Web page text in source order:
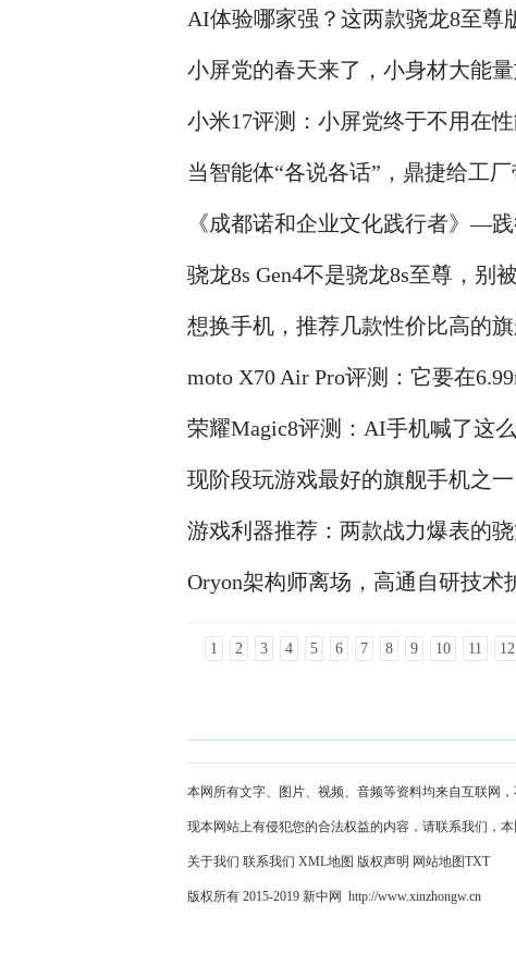
AI体验哪家强？这两款骁龙8至尊
小屏党的春天来了，小身材大能
小米17评测：小屏党终于不用在
当智能体“各说各话”，鼎捷给工
同作战图”
《成都诺和企业文化践行者》—
骁龙8s Gen4不是骁龙8s至尊，别
想换手机，推荐几款性价比高的
moto X70 Air Pro评测：它要在
荣耀Magic8评测：AI手机喊了这
现阶段玩游戏最好的旗舰手机之
游戏利器推荐：两款战力爆表的
Oryon架构师离场，高通自研技术
1 2 3 4 5 6 7 8 9 10 11 12
本网所有文字、图片、视频、音频等资料均来自互联网
现本网站上有侵犯您的合法权益的内容，请联系我们，本
关于我们 联系我们 XML地图 版权声明 网站地图TXT
版权所有 2015-2019 新中网 http://www.xinzhongw.cn